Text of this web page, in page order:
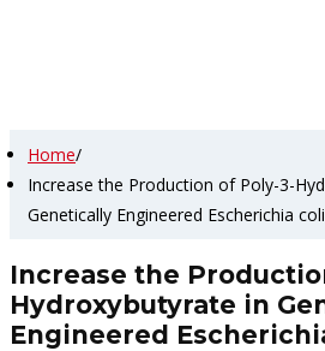
Home/
Increase the Production of Poly-3-
Genetically Engineered Escherichia coli
Increase the
Hydroxybutyrate in
Engineered